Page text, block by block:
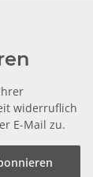
widerruflich
E-Mail zu.